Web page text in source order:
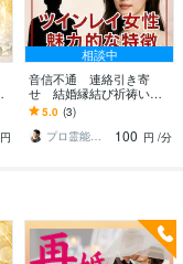
円
相談中
音信不通 連絡引き寄
せ 結婚縁結び祈祷いた
します 結婚生活を幸せ
【復活愛】彼に溺愛され
る御祈祷をさせて頂きま
5.0 (3)
プロ霊能力者 結心（ゆうしん）
100 円 /分